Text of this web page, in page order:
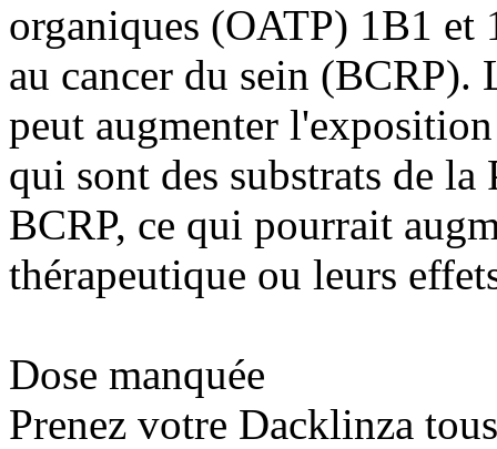
organiques (OATP) 1B1 et
au cancer du sein
peut augmenter
qui sont des substrats de
BCRP, ce qui pourrait
thérapeutique ou leurs
Dose manquée
Prenez votre Dacklinza